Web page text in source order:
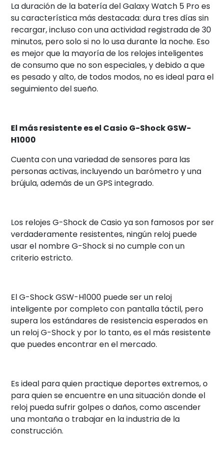
La duración de la batería del Galaxy Watch 5 Pro es
su característica más destacada: dura tres días sin
recargar, incluso con una actividad registrada de 30
minutos, pero solo si no lo usa durante la noche. Eso
es mejor que la mayoría de los relojes inteligentes
de consumo que no son especiales, y debido a que
es pesado y alto, de todos modos, no es ideal para el
seguimiento del sueño.
El más resistente es el Casio G-Shock GSW-
H1000
Cuenta con una variedad de sensores para las
personas activas, incluyendo un barómetro y una
brújula, además de un GPS integrado.
Los relojes G-Shock de Casio ya son famosos por ser
verdaderamente resistentes, ningún reloj puede
usar el nombre G-Shock si no cumple con un
criterio estricto.
El G-Shock GSW-H1000 puede ser un reloj
inteligente por completo con pantalla táctil, pero
supera los estándares de resistencia esperados en
un reloj G-Shock y por lo tanto, es el más resistente
que puedes encontrar en el mercado.
Es ideal para quien practique deportes extremos, o
para quien se encuentre en una situación donde el
reloj pueda sufrir golpes o daños, como ascender
una montaña o trabajar en la industria de la
construcción.